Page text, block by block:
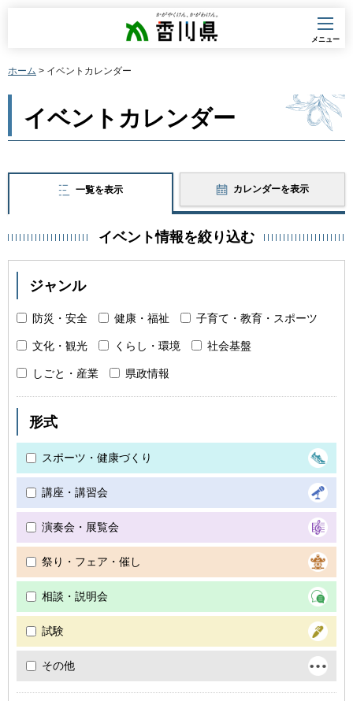
香川県
メニュー
ホーム > イベントカレンダー
イベントカレンダー
一覧を表示 カレンダーを表示
イベント情報を絞り込む
ジャンル
防災・安全 健康・福祉 子育て・教育・スポーツ
文化・観光 くらし・環境 社会基盤
しごと・産業 県政情報
形式
スポーツ・健康づくり
講座・講習会
演奏会・展覧会
祭り・フェア・催し
相談・説明会
試験
その他